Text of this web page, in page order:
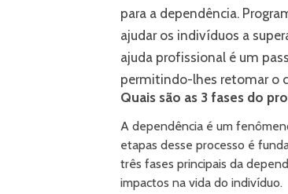
para a dependência.
ajudar os indivíduos a
ajuda profissional é um
permitindo-lhes retomar o
Quais são as 3 fases do
A dependência é um
etapas desse processo é
três fases principais da
impactos na vida do indivíduo.